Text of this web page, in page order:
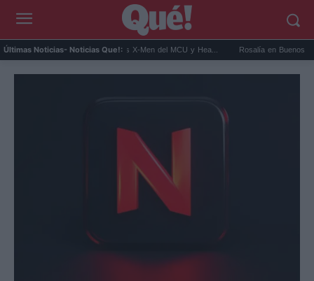
Últimas Noticias- Noticias Que!:
será Cíclope en los X-Men del MCU y Hea... Rosalía en Buenos Aires: